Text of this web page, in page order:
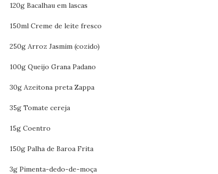
120g Bacalhau em lascas
150ml Creme de leite fresco
250g Arroz Jasmim (cozido)
100g Queijo Grana Padano
30g Azeitona preta Zappa
35g Tomate cereja
15g Coentro
150g Palha de Baroa Frita
3g Pimenta-dedo-de-moça